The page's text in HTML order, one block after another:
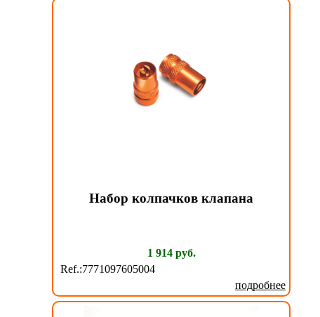
Набор колпачков клапана
1 914 руб.
Ref.:7771097605004
подробнее